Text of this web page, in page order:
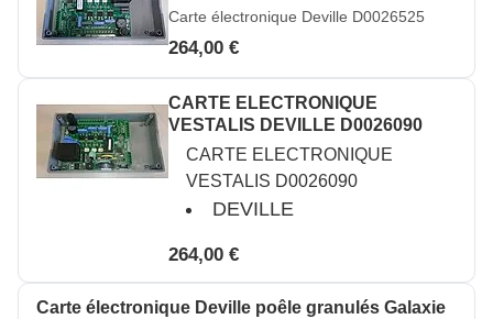
Carte électronique Deville D0026525
264,00 €
CARTE ELECTRONIQUE
VESTALIS DEVILLE D0026090
CARTE ELECTRONIQUE
VESTALIS D0026090
DEVILLE
264,00 €
Carte électronique Deville poêle granulés Galaxie